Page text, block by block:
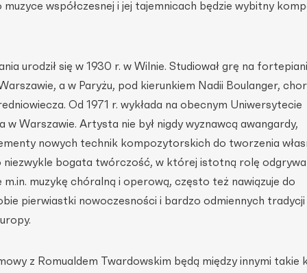
współczesnej i jej tajemnicach będzie wybitny
urodził się w 1930 r. w Wilnie. Studiował grę na
a w Paryżu, pod kierunkiem Nadii Boulanger,
Od 1971 r. wykłada na obecnym Uniwersytecie
w Warszawie. Artysta nie był nigdy wyznawcą awangardy,
nowych technik kompozytorskich do tworzenia
niezwykle bogata twórczość, w której istotną rolę
m.in. muzykę chóralną i operową, często też nawiązuje do
pierwiastki nowoczesności i bardzo odmiennych tradycji
z Romualdem Twardowskim będą między innymi takie